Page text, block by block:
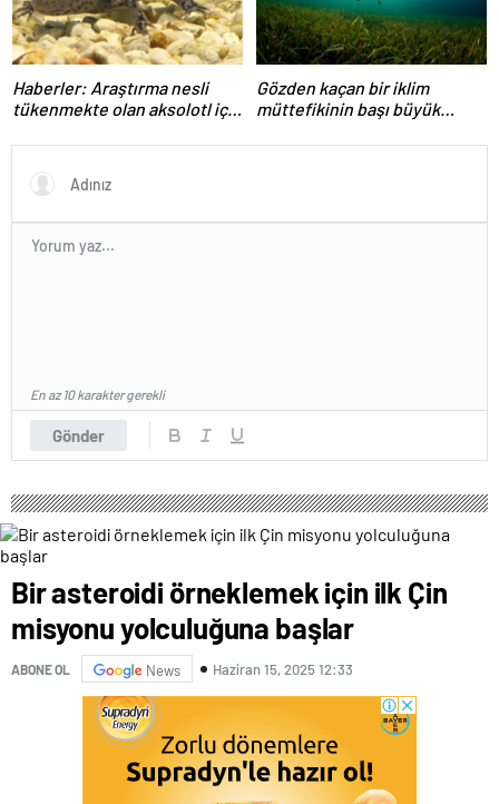
Haberler: Araştırma nesli
tükenmekte olan aksolotl için
Uluslararası
Gözden kaçan bir iklim
müttefikinin başı büyük
Gönder
En az 10 karakter gerekli
Bir asteroidi örneklemek için ilk Çin
misyonu yolculuğuna başlar
ABONE OL News Haziran 15, 2025 12:33